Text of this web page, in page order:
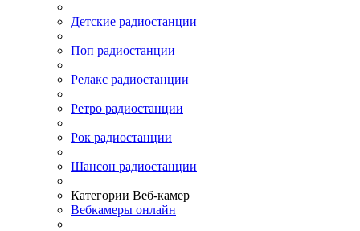
Детские радиостанции
Поп радиостанции
Релакс радиостанции
Ретро радиостанции
Рок радиостанции
Шансон радиостанции
Категории Веб-камер
Вебкамеры онлайн